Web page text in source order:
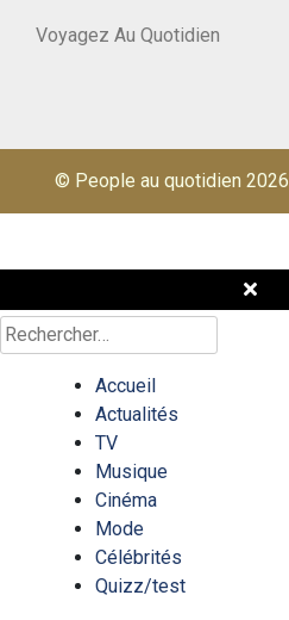
Voyagez Au Quotidien
© People au quotidien 2026
Rechercher :
Accueil
Actualités
TV
Musique
Cinéma
Mode
Célébrités
Quizz/test